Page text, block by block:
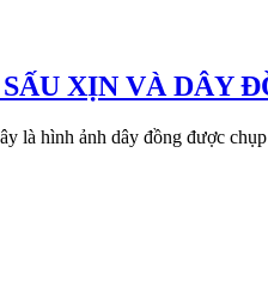
XỊN VÀ DÂY
là hình ảnh dây đồng được